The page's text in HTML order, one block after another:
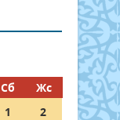
Сб
Жс
1
2